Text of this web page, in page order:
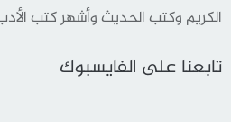
الكريم وكتب الحديث وأشهر كتب
تابعنا على الفايسبوك